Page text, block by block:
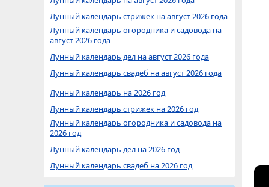
Лунный календарь стрижек на август 2026 года
Лунный календарь огородника и садовода на
август 2026 года
Лунный календарь дел на август 2026 года
Лунный календарь свадеб на август 2026 года
Лунный календарь на 2026 год
Лунный календарь стрижек на 2026 год
Лунный календарь огородника и садовода на
2026 год
Лунный календарь дел на 2026 год
Лунный календарь свадеб на 2026 год